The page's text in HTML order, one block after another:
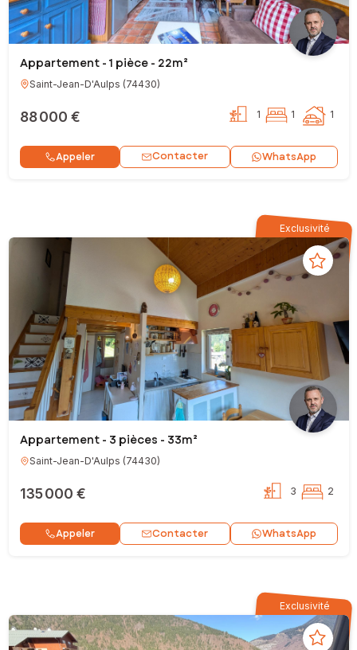
Appartement - 1 pièce - 22m²
Saint-Jean-D'Aulps (74430)
88 000 € 1 1 1
Appeler Contacter WhatsApp
Exclusivité
Appartement - 3 pièces - 33m²
Saint-Jean-D'Aulps (74430)
135 000 € 3 2
Appeler Contacter WhatsApp
Exclusivité